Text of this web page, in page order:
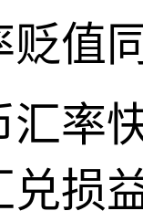
贬值
汇率
兑损